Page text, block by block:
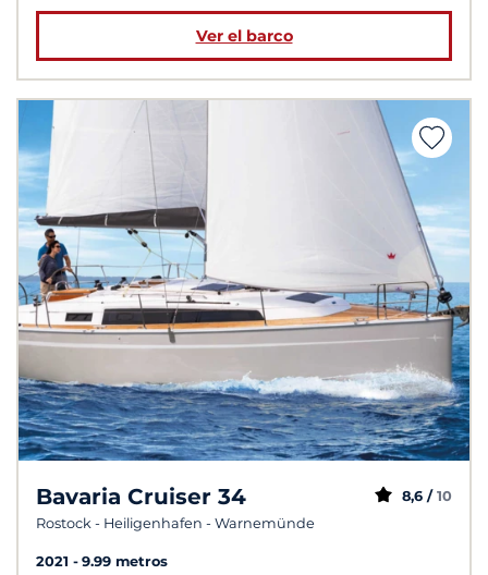
Ver el barco
Bavaria Cruiser 34
Rostock - Heiligenhafen - Warnemünde
8,6 / 10
2021
9.99 metros